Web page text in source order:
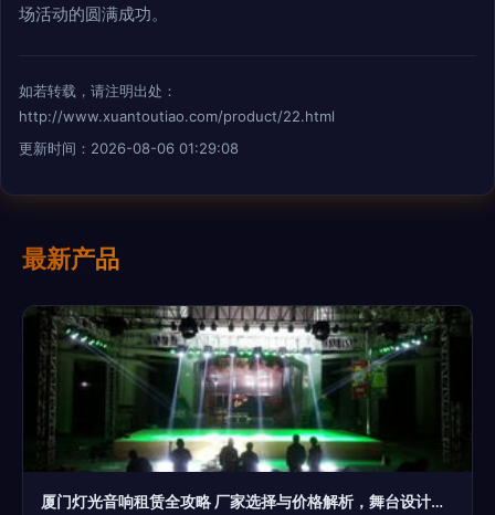
场活动的圆满成功。
如若转载，请注明出处：
http://www.xuantoutiao.com/product/22.html
更新时间：2026-08-06 01:29:08
最新产品
厦门灯光音响租赁全攻略 厂家选择与价格解析，舞台设计一步到位